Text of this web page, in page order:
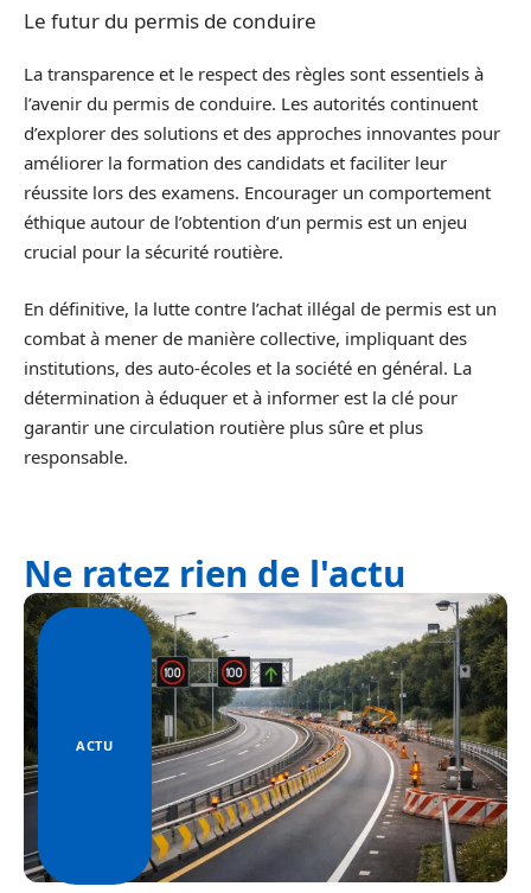
Le futur du permis de conduire
La transparence et le respect des règles sont essentiels à
l’avenir du permis de conduire. Les autorités continuent
d’explorer des solutions et des approches innovantes pour
améliorer la formation des candidats et faciliter leur
réussite lors des examens. Encourager un comportement
éthique autour de l’obtention d’un permis est un enjeu
crucial pour la sécurité routière.
En définitive, la lutte contre l’achat illégal de permis est un
combat à mener de manière collective, impliquant des
institutions, des auto-écoles et la société en général. La
détermination à éduquer et à informer est la clé pour
garantir une circulation routière plus sûre et plus
responsable.
Ne ratez rien de l'actu
ACTU